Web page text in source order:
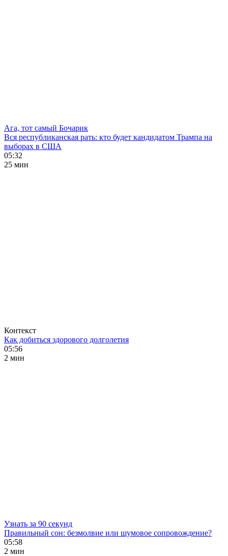
Ага, тот самый Бочарик
Вся республиканская рать: кто будет кандидатом Трампа на
выборах в США
05:32
25 мин
Контекст
Как добиться здорового долголетия
05:56
2 мин
Узнать за 90 секунд
Правильный сон: безмолвие или шумовое сопровождение?
05:58
2 мин